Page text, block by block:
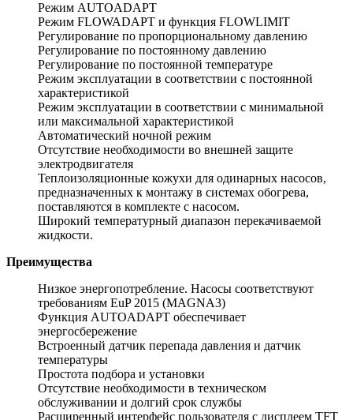
Режим AUTOADAPT
Режим FLOWADAPT и функция FLOWLIMIT
Регулирование по пропорциональному давлению
Регулирование по постоянному давлению
Регулирование по постоянной температуре
Режим эксплуатации в соответствии с постоянной
характеристикой
Режим эксплуатации в соответствии с минимальной
или максимальной характеристикой
Автоматический ночной режим
Отсутствие необходимости во внешней защите
электродвигателя
Теплоизоляционные кожухи для одинарных насосов,
предназначенных к монтажу в системах обогрева,
поставляются в комплекте с насосом.
Широкий температурный диапазон перекачиваемой
жидкости.
Преимущества
Низкое энергопотребление. Насосы соответствуют
требованиям EuP 2015 (MAGNA3)
Функция AUTOADAPT обеспечивает
энергосбережение
Встроенный датчик перепада давления и датчик
температуры
Простота подбора и установки
Отсутствие необходимости в техническом
обслуживании и долгий срок службы
Расширенный интерфейс пользователя с дисплеем TFT